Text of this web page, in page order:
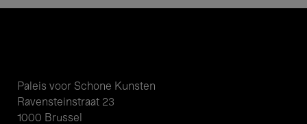
Paleis voor Schone Kunsten
Ravensteinstraat 23
1000 Brussel